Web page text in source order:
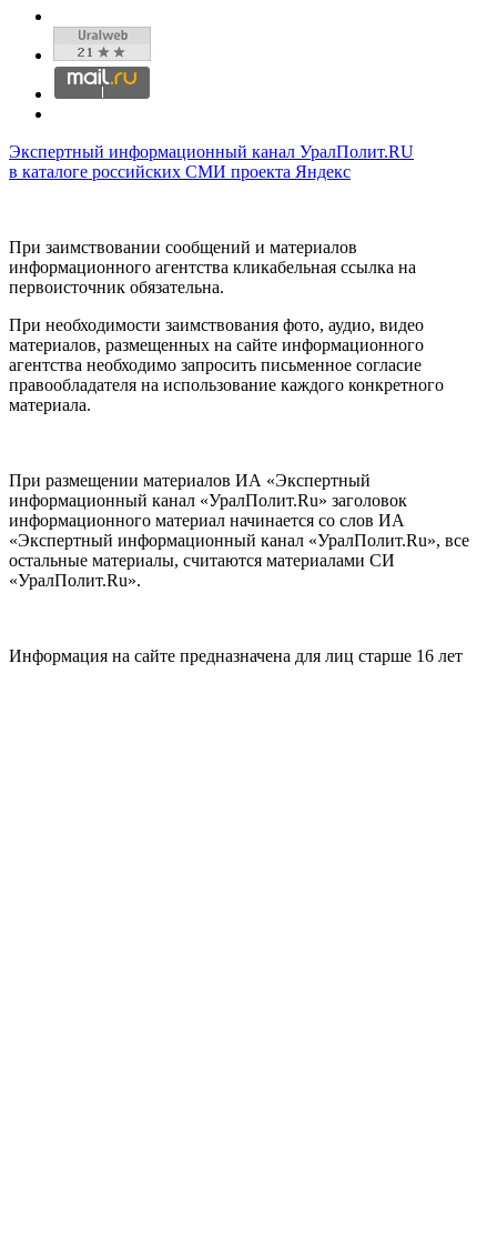
Экспертный информационный канал УралПолит.RU
в каталоге российских СМИ проекта Яндекс
При заимствовании сообщений и материалов
информационного агентства кликабельная ссылка на
первоисточник обязательна.
При необходимости заимствования фото, аудио, видео
материалов, размещенных на сайте информационного
агентства необходимо запросить письменное согласие
правообладателя на использование каждого конкретного
материала.
При размещении материалов ИА «Экспертный
информационный канал «УралПолит.Ru» заголовок
информационного материал начинается со слов ИА
«Экспертный информационный канал «УралПолит.Ru», все
остальные материалы, считаются материалами СИ
«УралПолит.Ru».
Информация на сайте предназначена для лиц старше 16 лет